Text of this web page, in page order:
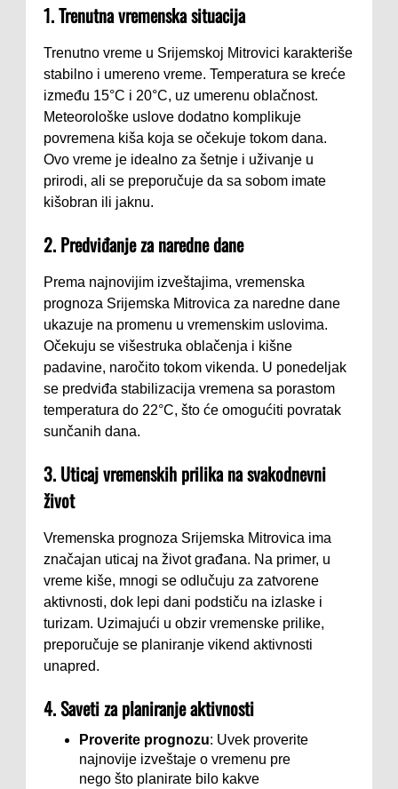
1. Trenutna vremenska situacija
Trenutno vreme u Srijemskoj Mitrovici karakteriše
stabilno i umereno vreme. Temperatura se kreće
između 15°C i 20°C, uz umerenu oblačnost.
Meteorološke uslove dodatno komplikuje
povremena kiša koja se očekuje tokom dana.
Ovo vreme je idealno za šetnje i uživanje u
prirodi, ali se preporučuje da sa sobom imate
kišobran ili jaknu.
2. Predviđanje za naredne dane
Prema najnovijim izveštajima, vremenska
prognoza Srijemska Mitrovica za naredne dane
ukazuje na promenu u vremenskim uslovima.
Očekuju se višestruka oblačenja i kišne
padavine, naročito tokom vikenda. U ponedeljak
se predviđa stabilizacija vremena sa porastom
temperatura do 22°C, što će omogućiti povratak
sunčanih dana.
3. Uticaj vremenskih prilika na svakodnevni
život
Vremenska prognoza Srijemska Mitrovica ima
značajan uticaj na život građana. Na primer, u
vreme kiše, mnogi se odlučuju za zatvorene
aktivnosti, dok lepi dani podstiču na izlaske i
turizam. Uzimajući u obzir vremenske prilike,
preporučuje se planiranje vikend aktivnosti
unapred.
4. Saveti za planiranje aktivnosti
Proverite prognozu: Uvek proverite
najnovije izveštaje o vremenu pre
nego što planirate bilo kakve